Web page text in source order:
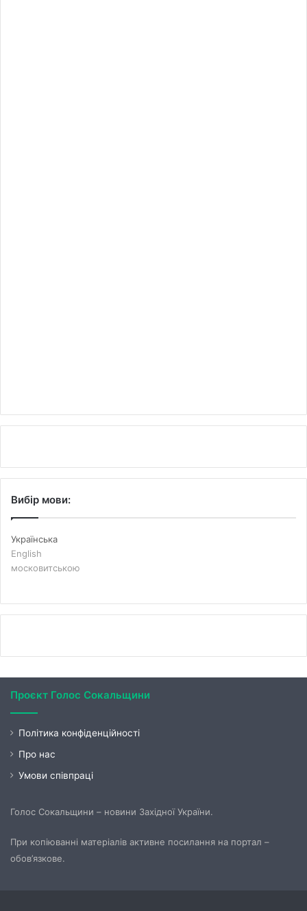
Вибір мови:
Українська
English
московитською
Проєкт Голос Сокальщини
Політика конфіденційності
Про нас
Умови співпраці
Голос Сокальщини – новини Західної України.
При копіюванні матеріалів активне посилання на портал –
обов’язкове.